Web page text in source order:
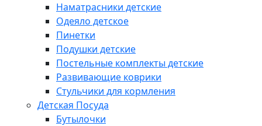
Наматрасники детские
Одеяло детское
Пинетки
Подушки детские
Постельные комплекты детские
Развивающие коврики
Стульчики для кормления
Детская Посуда
Бутылочки